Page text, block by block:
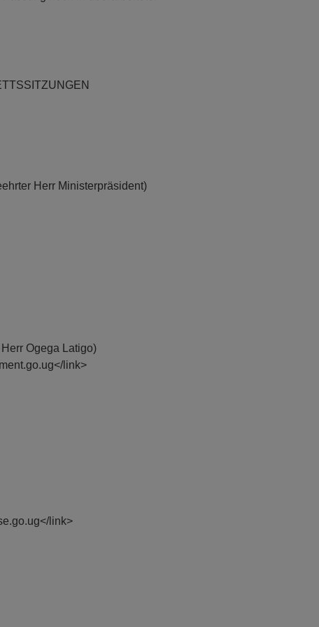
Herr Ministerpräsident)
Ogega Latigo)
link>
link>